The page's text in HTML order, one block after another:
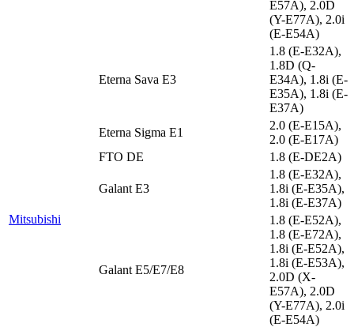
Mitsubishi
E57A), 2.0D
(Y-E77A), 2.0i
(E-E54A)
Eterna Sava E3
1.8 (E-E32A),
1.8D (Q-
E34A), 1.8i (E-
E35A), 1.8i (E-
E37A)
Eterna Sigma E1
2.0 (E-E15A),
2.0 (E-E17A)
FTO DE
1.8 (E-DE2A)
Galant E3
1.8 (E-E32A),
1.8i (E-E35A),
1.8i (E-E37A)
Galant E5/E7/E8
1.8 (E-E52A),
1.8 (E-E72A),
1.8i (E-E52A),
1.8i (E-E53A),
2.0D (X-
E57A), 2.0D
(Y-E77A), 2.0i
(E-E54A)